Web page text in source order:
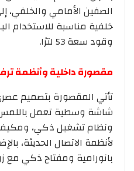
الصفين الأمامي والخلفي،
خلفية مناسبة للاستخدام
وقود سعة 53 لترًا.
مقصورة داخلية وأنظمة
تأتي المقصورة بتصميم
شاشة وسطية تعمل
ونظام تشغيل ذكي،
لأنظمة الاتصال الحديثة،
بانورامية ومفتاح ذكي مع